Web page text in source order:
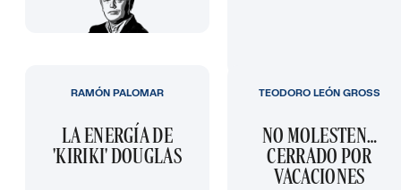
LA ENERGÍA DE
'KIRIKI' DOUGLAS
RAMÓN PALOMAR
NO MOLESTEN…
CERRADO POR
VACACIONES
TEODORO LEÓN GROSS